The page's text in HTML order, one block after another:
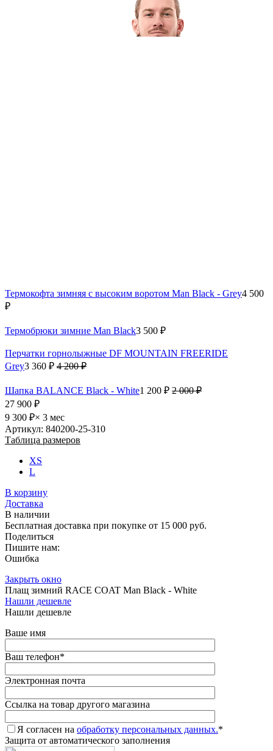
Термокофта зимняя с высоким воротом Man Black - Grey4 500
₽
Термобрюки зимние Man Black3 500 ₽
Перчатки горнолыжные DF MOUNTAIN FREERIDE
Grey3 360 ₽ 4 200 ₽
Шапка BALANCE Black - White1 200 ₽ 2 000 ₽
27 900 ₽
9 300 ₽× 3 мес
Артикул: 840200-25-310
Таблица размеров
XS
L
В корзину
Доставка
В наличии
Бесплатная доставка при покупке от 15 000 руб.
Поделиться
Пишите нам:
Ошибка
Закрыть окно
Плащ зимний RACE COAT Man Black - White
Нашли дешевле
Нашли дешевле
Ваше имя
Ваш телефон*
Электронная почта
Ссылка на товар другого магазина
Я согласен на обработку персональных данных.*
Защита от автоматического заполнения